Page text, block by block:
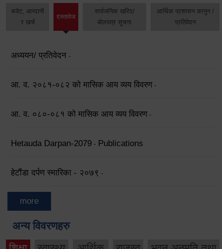
बजेट, आम्दानी
र खर्च
दस्तावेज
सार्वजनिक खरिद/
बोलपत्र सूचना
आर्थिक प्रशासन कानुन /
प्रतिवेदन
अध्ययन/ प्रतिवेदन -
आ. व. २०८१-०८२ को मासिक आय व्यय विवरण -
आ. व. ०८०-०८१ को मासिक आय व्यय विवरण -
Hetauda Darpan-2079 - Publications
हेटौंडा दर्पण स्मारिका - २०७९ -
more
अन्य विवरणहरु